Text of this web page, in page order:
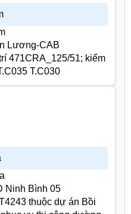
Lương-CAB
471CRA_125/51; kiểm
T.C030
Ninh Bình 05
thuộc dự án Bồi